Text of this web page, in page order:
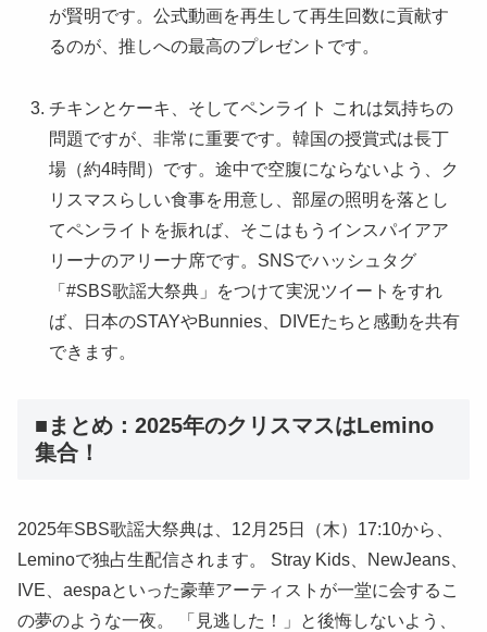
が賢明です。公式動画を再生して再生回数に貢献す
るのが、推しへの最高のプレゼントです。
チキンとケーキ、そしてペンライト これは気持ちの
問題ですが、非常に重要です。韓国の授賞式は長丁
場（約4時間）です。途中で空腹にならないよう、ク
リスマスらしい食事を用意し、部屋の照明を落とし
てペンライトを振れば、そこはもうインスパイアア
リーナのアリーナ席です。SNSでハッシュタグ
「#SBS歌謡大祭典」をつけて実況ツイートをすれ
ば、日本のSTAYやBunnies、DIVEたちと感動を共有
できます。
■まとめ：2025年のクリスマスはLemino
集合！
2025年SBS歌謡大祭典は、12月25日（木）17:10から、
Leminoで独占生配信されます。 Stray Kids、NewJeans、
IVE、aespaといった豪華アーティストが一堂に会するこ
の夢のような一夜。 「見逃した！」と後悔しないよう、